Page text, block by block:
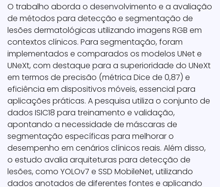
O trabalho aborda o desenvolvimento e a avaliação
de métodos para detecção e segmentação de
lesões dermatológicas utilizando imagens RGB em
contextos clínicos. Para segmentação, foram
implementados e comparados os modelos UNet e
UNeXt, com destaque para a superioridade do UNeXt
em termos de precisão (métrica Dice de 0,87) e
eficiência em dispositivos móveis, essencial para
aplicações práticas. A pesquisa utiliza o conjunto de
dados ISIC18 para treinamento e validação,
apontando a necessidade de máscaras de
segmentação específicas para melhorar o
desempenho em cenários clínicos reais. Além disso,
o estudo avalia arquiteturas para detecção de
lesões, como YOLOv7 e SSD MobileNet, utilizando
dados anotados de diferentes fontes e aplicando